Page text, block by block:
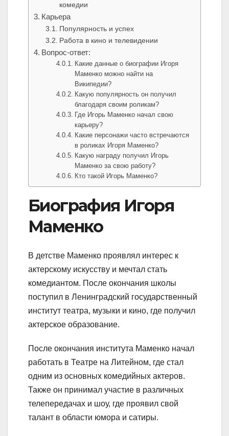
комедии
Карьера
Популярность и успех
Работа в кино и телевидении
Вопрос-ответ:
Какие данные о биографии Игоря
Маменко можно найти на
Википедии?
Какую популярность он получил
благодаря своим роликам?
Где Игорь Маменко начал свою
карьеру?
Какие персонажи часто встречаются
в роликах Игоря Маменко?
Какую награду получил Игорь
Маменко за свою работу?
Кто такой Игорь Маменко?
Биография Игоря
Маменко
В детстве Маменко проявлял интерес к
актерскому искусству и мечтал стать
комедиантом. После окончания школы
поступил в Ленинградский государственный
институт театра, музыки и кино, где получил
актерское образование.
После окончания института Маменко начал
работать в Театре на Литейном, где стал
одним из основных комедийных актеров.
Также он принимал участие в различных
телепередачах и шоу, где проявил свой
талант в области юмора и сатиры.